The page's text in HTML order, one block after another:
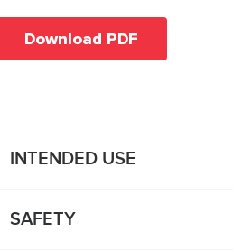
Download PDF
INTENDED USE
SAFETY